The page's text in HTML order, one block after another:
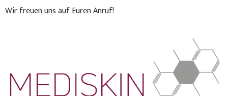
Wir freuen uns auf Euren Anruf!